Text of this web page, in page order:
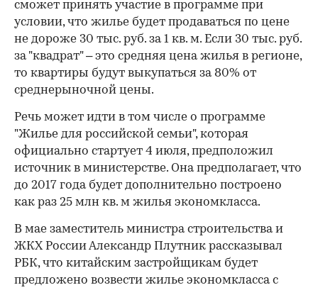
сможет принять участие в программе при
условии, что жилье будет продаваться по цене
не дороже 30 тыс. руб. за 1 кв. м. Если 30 тыс. руб.
за "квадрат" – это средняя цена жилья в регионе,
то квартиры будут выкупаться за 80% от
среднерыночной цены.
Речь может идти в том числе о программе
"Жилье для российской семьи", которая
официально стартует 4 июля, предположил
источник в министерстве. Она предполагает, что
до 2017 года будет дополнительно построено
как раз 25 млн кв. м жилья экономкласса.
В мае заместитель министра строительства и
ЖКХ России Александр Плутник рассказывал
РБК, что китайским застройщикам будет
предложено возвести жилье экономкласса с